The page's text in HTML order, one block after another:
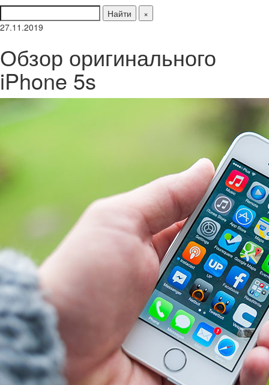
Найти
×
27.11.2019
Обзор оригинального
iPhone 5s